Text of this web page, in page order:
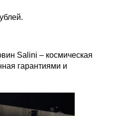
Salini – космическая
гарантиями и